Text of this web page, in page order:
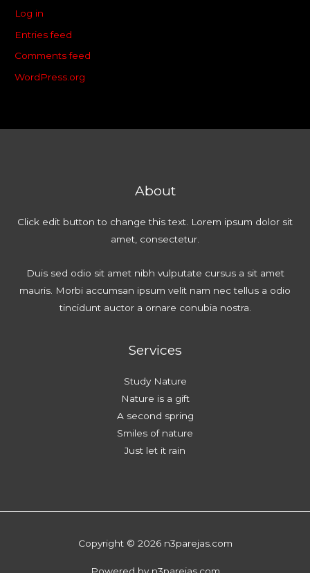
Log in
Entries feed
Comments feed
WordPress.org
About
Click edit button to change this text. Lorem ipsum dolor sit
amet, consectetur.
Duis sed odio sit amet nibh vulputate cursus a sit amet
mauris. Morbi accumsan ipsum velit nam nec tellus a odio
tincidunt auctor a ornare conubia nostra.
Services
Study Nature
Nature is a gift
A second spring
Smiles of nature
Just let it rain
Copyright © 2026 n3parejas.com